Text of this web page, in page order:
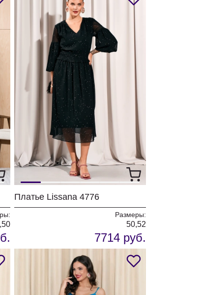
Платье Lissana 4776
Размеры:
50,52
7714 руб.